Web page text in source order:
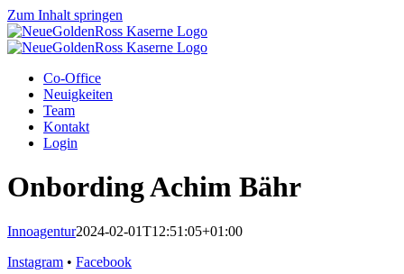
Zum Inhalt springen
Co-Office
Neuigkeiten
Team
Kontakt
Login
Onbording Achim Bähr
Innoagentur2024-02-01T12:51:05+01:00
Instagram • Facebook